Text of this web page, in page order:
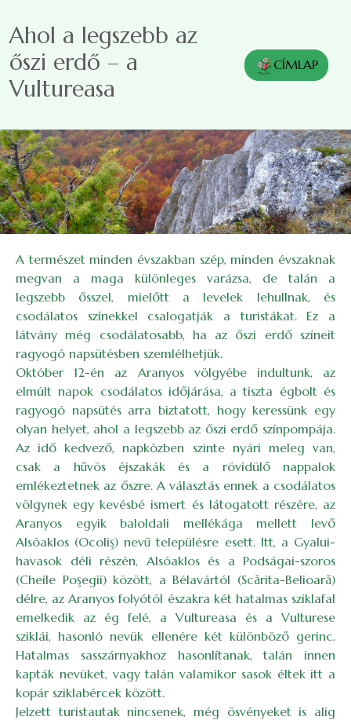
Ahol a legszebb az
őszi erdő – a
Vultureasa
CÍMLAP
A természet minden évszakban szép, minden évszaknak
megvan a maga különleges varázsa, de talán a
legszebb ősszel, mi­előtt a levelek lehullnak, és
csodálatos színekkel csalogatják a turistákat. Ez a
látvány még csodálatosabb, ha az őszi erdő színeit
ragyogó napsütésben szemlélhetjük.
Október 12-én az Aranyos völgyébe indultunk, az
elmúlt napok csodálatos időjárása, a tiszta égbolt és
ragyogó napsütés arra biztatott, hogy keressünk egy
olyan helyet, ahol a legszebb az őszi erdő színpompája.
Az idő kedvező, napközben szinte nyári meleg van,
csak a hűvös éjszakák és a rövidülő nappalok
emlékeztetnek az őszre. A választás ennek a csodálatos
völgynek egy kevésbé ismert és látogatott részére, az
Aranyos egyik baloldali mellékága mellett levő
Alsóaklos (Ocoliş) nevű településre esett. Itt, a Gyalui-
havasok déli részén, Alsóaklos és a Podságai-szoros
(Cheile Poşegii) között, a Bélavártól (Scărita-Belioară)
délre, az Aranyos folyótól északra két hatalmas sziklafal
emelkedik az ég felé, a Vultureasa és a Vulturese
sziklái, hasonló nevük ellenére két különböző gerinc.
Hatalmas sasszárnyakhoz hasonlítanak, talán innen
kapták nevüket, vagy talán valamikor sasok éltek itt a
kopár sziklabércek között.
Jelzett turistautak nincsenek, még ösvényeket is alig